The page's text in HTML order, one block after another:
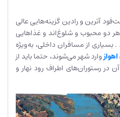
آترین و رادین گزینه‌هایی عالی
دو محبوب و شلوغ‌اند و غذاهایی
از مسافران داخلی، به‌ویژه
وارد شهر می‌شوند، حتما باید از
در رستوران‌های اطراف رود نهار و